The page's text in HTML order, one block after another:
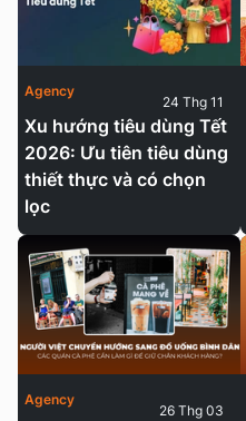
Xu hướng tiêu dùng Tết
2026: Ưu tiên tiêu dùng
thiết thực và có chọn
lọc
Agency
24 Thg 11
Agency
26 Thg 03